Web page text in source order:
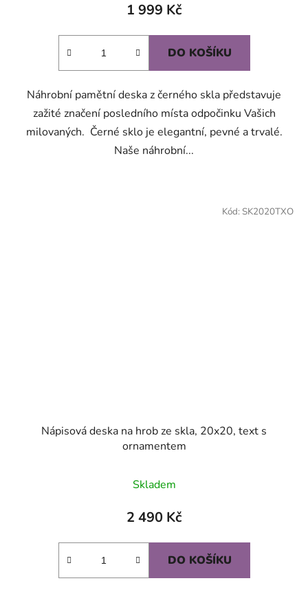
1 999 Kč
DO KOŠÍKU
Náhrobní pamětní deska z černého skla představuje
zažité značení posledního místa odpočinku Vašich
milovaných. Černé sklo je elegantní, pevné a trvalé.
Naše náhrobní...
Nápisová deska na hrob ze skla, 20x20, text s
ornamentem
Skladem
2 490 Kč
DO KOŠÍKU
Kód: SK2020TXO